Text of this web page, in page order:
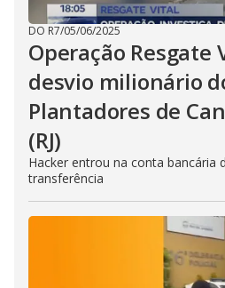
DO R7/05/06/2025
Operação Resgate
desvio milionário
Plantadores de
(RJ)
Hacker entrou na conta bancária
transferência